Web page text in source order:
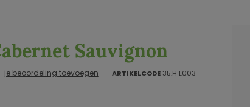
Sauvignon
je beoordeling toevoegen ARTIKELCODE35.H L003